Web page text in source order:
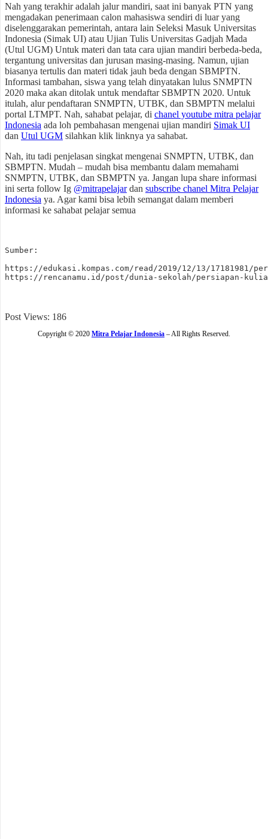
Nah yang terakhir adalah jalur mandiri, saat ini banyak PTN yang
mengadakan penerimaan calon mahasiswa sendiri di luar yang
diselenggarakan pemerintah, antara lain Seleksi Masuk Universitas
Indonesia (Simak UI) atau Ujian Tulis Universitas Gadjah Mada
(Utul UGM) Untuk materi dan tata cara ujian mandiri berbeda-beda,
tergantung universitas dan jurusan masing-masing. Namun, ujian
biasanya tertulis dan materi tidak jauh beda dengan SBMPTN.
Informasi tambahan, siswa yang telah dinyatakan lulus SNMPTN
2020 maka akan ditolak untuk mendaftar SBMPTN 2020. Untuk
itulah, alur pendaftaran SNMPTN, UTBK, dan SBMPTN melalui
portal LTMPT. Nah, sahabat pelajar, di chanel youtube mitra pelajar
Indonesia ada loh pembahasan mengenai ujian mandiri Simak UI
dan Utul UGM silahkan klik linknya ya sahabat.
Nah, itu tadi penjelasan singkat mengenai SNMPTN, UTBK, dan
SBMPTN. Mudah – mudah bisa membantu dalam memahami
SNMPTN, UTBK, dan SBMPTN ya. Jangan lupa share informasi
ini serta follow Ig @mitrapelajardan subscribe chanel Mitra Pelajar
Indonesia ya. Agar kami bisa lebih semangat dalam memberi
informasi ke sahabat pelajar semua
Sumber:
https://edukasi.kompas.com/read/2019/12/13/17181981/
https://rencanamu.id/post/dunia-sekolah/persiapan-
Post Views: 186
Copyright © 2020 Mitra Pelajar Indonesia – All Rights Reserved.